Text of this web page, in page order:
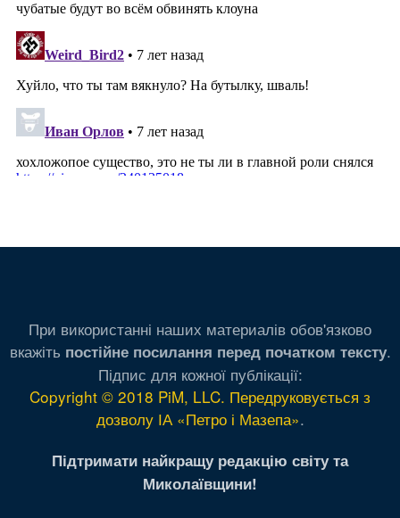
При використанні наших материалів обов'язково
вкажіть постійне посилання перед початком тексту.
Підпис для кожної публікації:
Copyright © 2018 PiM, LLC. Передруковується з
дозволу ІА «Петро і Мазепа».
Підтримати найкращу редакцію світу та
Миколаївщини!